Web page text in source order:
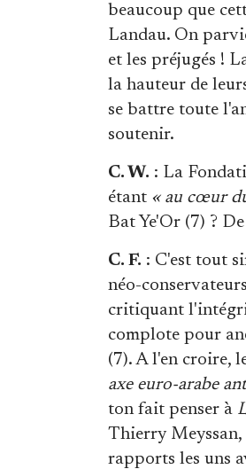
beaucoup que
Landau. On
et les préjugés !
la hauteur de
se battre toute
soutenir.
C. W. : La
étant « au cœur
Bat Ye'Or (7) ?
C. F. : C'est tout
néo-
critiquant
complote pour
(7). A l'en croire,
axe euro-arabe
ton fait penser à
Thierry Meyssan,
rapports les uns